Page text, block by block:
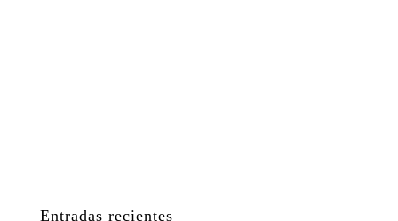
Entradas recientes